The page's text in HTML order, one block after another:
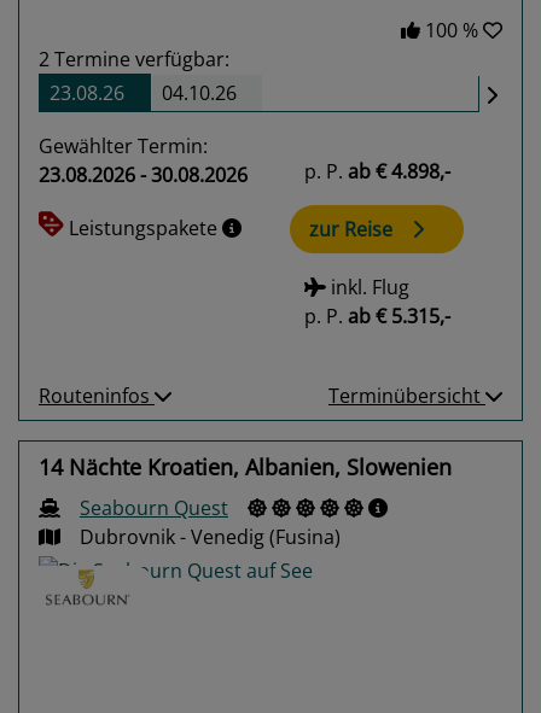
100 %
2Termine verfügbar:
23.08.26
04.10.26
Gewählter Termin:
23.08.2026 - 30.08.2026
Leistungspakete
p. P. ab€ 4.898,-
zur Reise
inkl. Flug
p. P. ab€ 5.315,-
Routeninfos Terminübersicht
14 Nächte Kroatien, Albanien, Slowenien
Seabourn Quest
Dubrovnik - Venedig (Fusina)